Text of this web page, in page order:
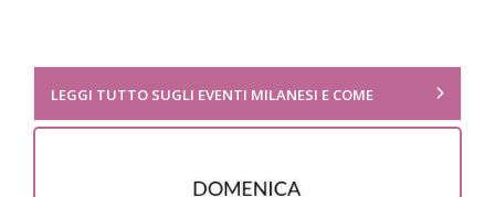
LEGGI TUTTO SUGLI EVENTI MILANESI E COME